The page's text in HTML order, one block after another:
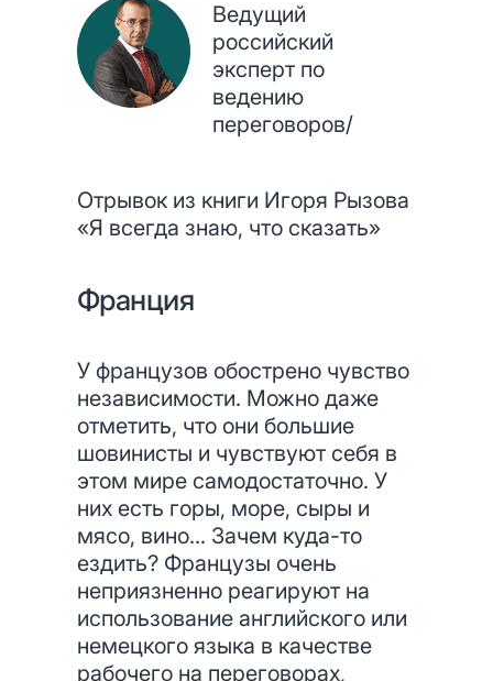
Ведущий
российский
эксперт по
ведению
переговоров/
Отрывок из книги Игоря Рызова
«Я всегда знаю, что сказать»
Франция
У французов обострено чувство
независимости. Можно даже
отметить, что они большие
шовинисты и чувствуют себя в
этом мире самодостаточно. У
них есть горы, море, сыры и
мясо, вино... Зачем куда-то
ездить? Французы очень
неприязненно реагируют на
использование английского или
немецкого языка в качестве
рабочего на переговорах,